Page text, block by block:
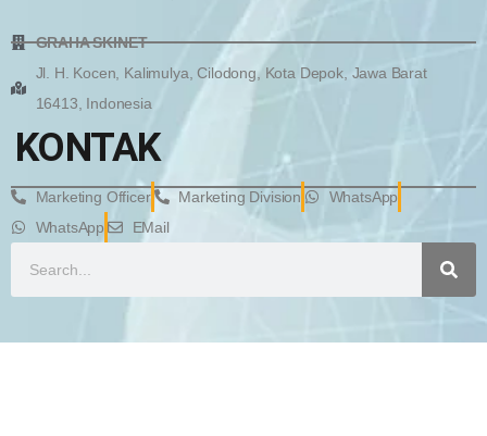
GRAHA SKINET
Jl. H. Kocen, Kalimulya, Cilodong, Kota Depok, Jawa Barat
16413, Indonesia
KONTAK
Marketing Officer Marketing Division
WhatsApp
WhatsApp
EMail